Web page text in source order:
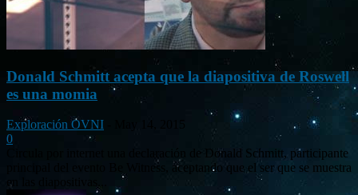
Donald Schmitt acepta que la diapositiva de Roswell
es una momia
Exploración OVNI
0
Circula por internet una declaración de Donald Schmitt, participante
principal del evento Be Witness, aceptando que el ser que se muestra
en las diapositivas...